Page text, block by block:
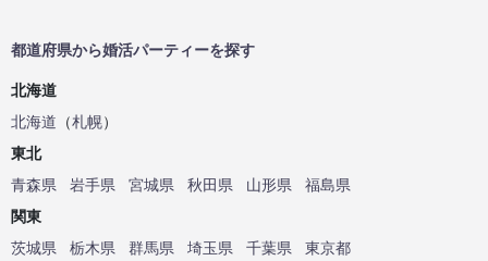
都道府県から婚活パーティーを探す
北海道
北海道 （札幌）
東北
青森県
岩手県 宮城県 秋田県 山形県
福島県
関東
茨城県
栃木県 群馬県 埼玉県 千葉県
東京都